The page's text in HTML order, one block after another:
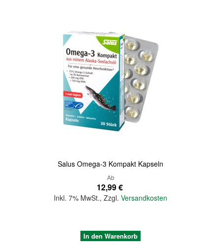
Salus Omega-3 Kompakt Kapseln
Ab
12,99 €
Inkl. 7% MwSt., Zzgl. Versandkosten
In den Warenkorb